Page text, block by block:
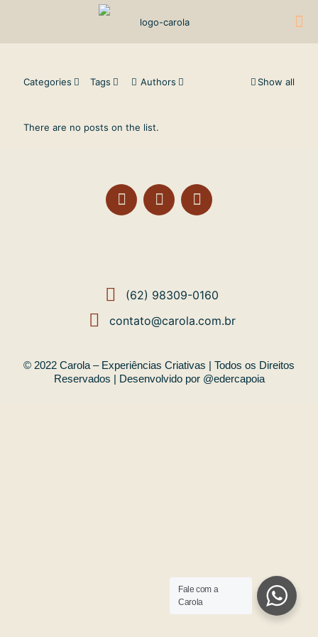
Categories Tags Authors Show all
There are no posts on the list.
(62) 98309-0160
contato@carola.com.br
© 2022 Carola – Experiências Criativas | Todos os Direitos
Reservados | Desenvolvido por @edercapoia
Fale com a
Carola